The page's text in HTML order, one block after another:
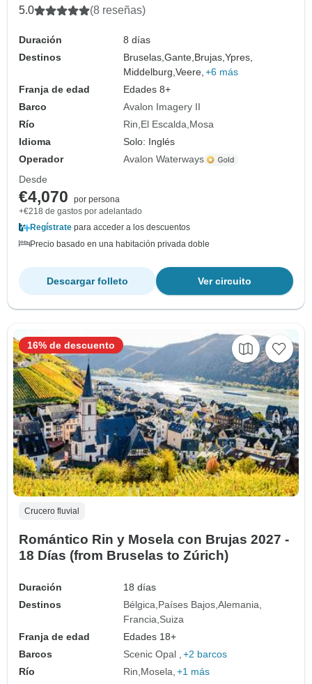
5.0 (8 reseñas)
Duración
8 días
Destinos
Bruselas,Gante,Brujas,Ypres,
Middelburg,Veere, +6 más
Franja de edad
Edades 8+
Barco
Avalon Imagery II
Río
Rin El Escalda Mosa
Idioma
Solo: Inglés
Operador
Avalon Waterways
Desde
€4,070
por persona
+€218 de gastos por adelantado
Regístrate para acceder a los descuentos
Precio basado en una habitación privada doble
Ver circuito
Descargar folleto
Crucero fluvial
Romántico Rin y Mosela con Brujas 2027 -
18 Días (from Bruselas to Zúrich)
Duración
18 días
Destinos
Bélgica Países Bajos Alemania
Francia Suiza
Franja de edad
Edades 18+
Barcos
Scenic Opal
+2 barcos
Río
Rin Mosela +1 más
16% de descuento